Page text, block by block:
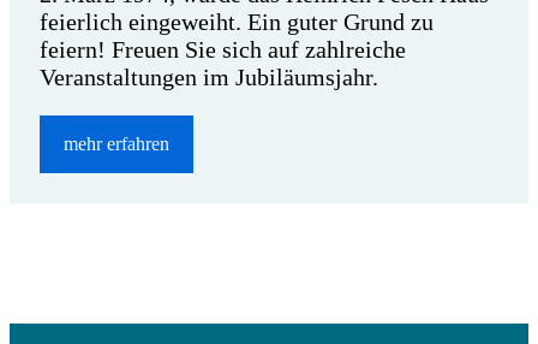
feierlich eingeweiht. Ein guter Grund zu
feiern! Freuen Sie sich auf zahlreiche
Veranstaltungen im Jubiläumsjahr.
mehr erfahren